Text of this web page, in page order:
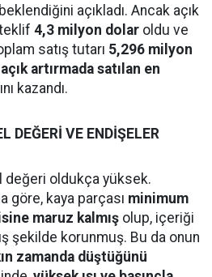
açıkladı. Ancak açık
4,3 milyon dolar oldu ve
satış tutarı 5,296 milyon
açık artırmada satılan en
kazandı.
DEĞERİ VE ENDİŞELER
değeri oldukça yüksek.
göre, kaya parçası minimum
maruz kalmış olup, içeriği
şekilde korunmuş. Bu da onun
zamanda düştüğünü